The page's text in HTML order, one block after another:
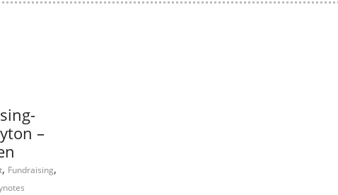
–
, Fundraising,